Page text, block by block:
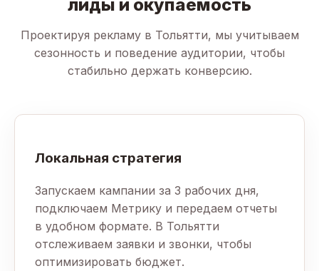
лиды и окупаемость
Проектируя рекламу в Тольятти, мы учитываем
сезонность и поведение аудитории, чтобы
стабильно держать конверсию.
Локальная стратегия
Запускаем кампании за 3 рабочих дня,
подключаем Метрику и передаем отчеты
в удобном формате. В Тольятти
отслеживаем заявки и звонки, чтобы
оптимизировать бюджет.